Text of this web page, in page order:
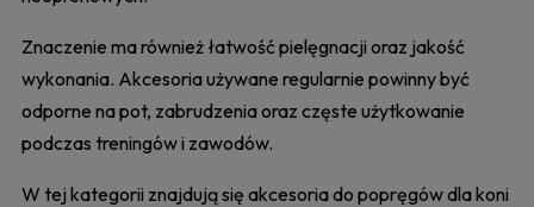
Znaczenie ma również łatwość pielęgnacji oraz jakość
wykonania. Akcesoria używane regularnie powinny być
odporne na pot, zabrudzenia oraz częste użytkowanie
podczas treningów i zawodów.
W tej kategorii znajdują się akcesoria do popręgów dla koni